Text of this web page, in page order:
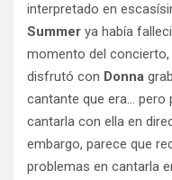
interpretado en
Summer ya había
momento del concierto,
disfrutó con Donna
cantante que era… pero
cantarla con ella en
embargo, parece que
problemas en cantarla